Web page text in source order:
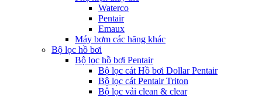
Waterco
Pentair
Emaux
Máy bơm các hãng khác
Bộ lọc hồ bơi
Bộ lọc hồ bơi Pentair
Bộ lọc cát Hồ bơi Dollar Pentair
Bộ lọc cát Pentair Triton
Bộ lọc vải clean & clear